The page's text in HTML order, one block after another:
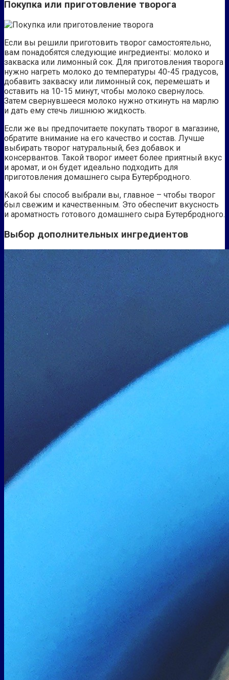
Покупка или приготовление творога
Если вы решили приготовить творог самостоятельно,
вам понадобятся следующие ингредиенты: молоко и
закваска или лимонный сок. Для приготовления творога
нужно нагреть молоко до температуры 40-45 градусов,
добавить закваску или лимонный сок, перемешать и
оставить на 10-15 минут, чтобы молоко свернулось.
Затем свернувшееся молоко нужно откинуть на марлю
и дать ему стечь лишнюю жидкость.
Если же вы предпочитаете покупать творог в магазине,
обратите внимание на его качество и состав. Лучше
выбирать творог натуральный, без добавок и
консервантов. Такой творог имеет более приятный вкус
и аромат, и он будет идеально подходить для
приготовления домашнего сыра Бутербродного.
Какой бы способ выбрали вы, главное – чтобы творог
был свежим и качественным. Это обеспечит вкусность
и ароматность готового домашнего сыра Бутербродного.
Выбор дополнительных ингредиентов